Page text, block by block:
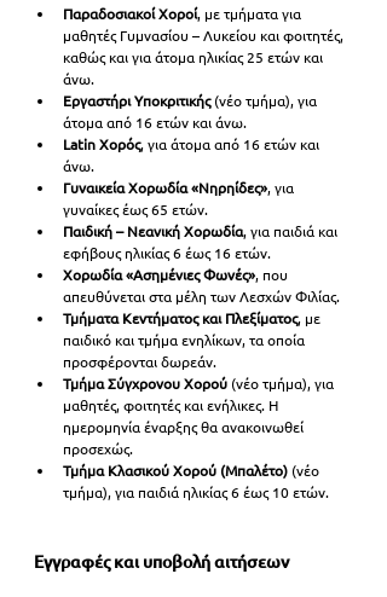
Παραδοσιακοί Χοροί, με τμήματα για
μαθητές Γυμνασίου – Λυκείου και φοιτητές,
καθώς και για άτομα ηλικίας 25 ετών και
άνω.
Εργαστήρι Υποκριτικής (νέο τμήμα), για
άτομα από 16 ετών και άνω.
Latin Χορός, για άτομα από 16 ετών και
άνω.
Γυναικεία Χορωδία «Νηρηίδες», για
γυναίκες έως 65 ετών.
Παιδική – Νεανική Χορωδία, για παιδιά και
εφήβους ηλικίας 6 έως 16 ετών.
Χορωδία «Ασημένιες Φωνές», που
απευθύνεται στα μέλη των Λεσχών Φιλίας.
Τμήματα Κεντήματος και Πλεξίματος, με
παιδικό και τμήμα ενηλίκων, τα οποία
προσφέρονται δωρεάν.
Τμήμα Σύγχρονου Χορού (νέο τμήμα), για
μαθητές, φοιτητές και ενήλικες. Η
ημερομηνία έναρξης θα ανακοινωθεί
προσεχώς.
Τμήμα Κλασικού Χορού (Μπαλέτο) (νέο
τμήμα), για παιδιά ηλικίας 6 έως 10 ετών.
Εγγραφές και υποβολή αιτήσεων